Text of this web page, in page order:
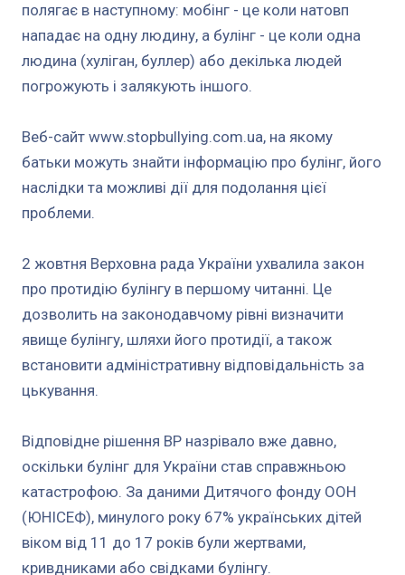
полягає в наступному: мобінг - це коли натовп
нападає на одну людину, а булінг - це коли одна
людина (хуліган, буллер) або декілька людей
погрожують і залякують іншого.
Веб-сайт www.stopbullying.com.ua, на якому
батьки можуть знайти інформацію про булінг, його
наслідки та можливі дії для подолання цієї
проблеми.
2 жовтня Верховна рада України ухвалила закон
про протидію булінгу в першому читанні. Це
дозволить на законодавчому рівні визначити
явище булінгу, шляхи його протидії, а також
встановити адміністративну відповідальність за
цькування.
Відповідне рішення ВР назрівало вже давно,
оскільки булінг для України став справжньою
катастрофою. За даними Дитячого фонду ООН
(ЮНІСЕФ), минулого року 67% українських дітей
віком від 11 до 17 років були жертвами,
кривдниками або свідками булінгу.